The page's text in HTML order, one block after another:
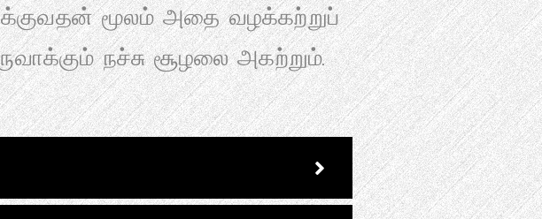
மூலம் அதை வழக்கற்றுப்
நச்சு சூழலை அகற்றும்.